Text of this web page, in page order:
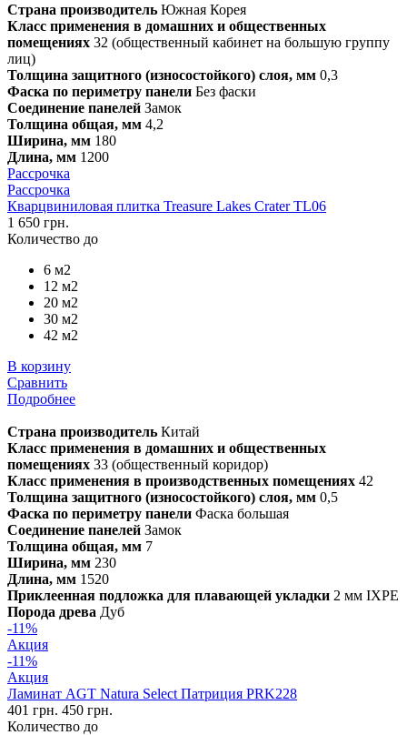
Страна производитель Южная Корея
Класс применения в домашних и общественных
помещениях 32 (общественный кабинет на большую группу
лиц)
Толщина защитного (износостойкого) слоя, мм 0,3
Фаска по периметру панели Без фаски
Соединение панелей Замок
Толщина общая, мм 4,2
Ширина, мм 180
Длина, мм 1200
Рассрочка
Рассрочка
Кварцвиниловая плитка Treasure Lakes Crater TL06
1 650 грн.
Количество до
6 м2
12 м2
20 м2
30 м2
42 м2
В корзину
Сравнить
Подробнее
Страна производитель Китай
Класс применения в домашних и общественных
помещениях 33 (общественный коридор)
Класс применения в производственных помещениях 42
Толщина защитного (износостойкого) слоя, мм 0,5
Фаска по периметру панели Фаска большая
Соединение панелей Замок
Толщина общая, мм 7
Ширина, мм 230
Длина, мм 1520
Приклеенная подложка для плавающей укладки 2 мм IXPE
Порода древа Дуб
-11%
Акция
-11%
Акция
Ламинат AGT Natura Select Патриция PRK228
401 грн. 450 грн.
Количество до